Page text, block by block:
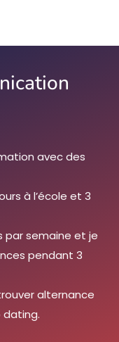
avec des
à l’école et 3
par semaine et je
pendant 3
alternance